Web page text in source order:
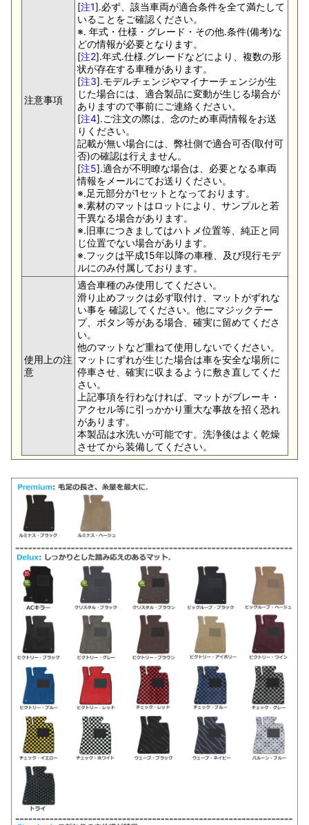
注意事項
[注1].必ず、該当車両が適合条件を全て満たして
いることをご確認ください。
※. 年式・仕様・グレード・その他.条件(備考)な
どの情報が必要となります。
[注2].年式.仕様.グレードなどにより、複数の形
状が存在する車種があります。
[注3].モデルチェンジやマイナーチェンジが生
じた場合には、適合製品に変動が生じる場合が
ありますので事前にご連絡ください。
[注4].ご注文の際は、念のため車両情報をお送
りください。
記載が無い場合には、弊社側で適合可否(取付可
否)の確認は行えません。
[注5].適合が不明瞭な場合は、必要となる車両
情報をメールにてお送りください。
※.足元部分が1セットとなっております。
※.素材のマットはロットにより、サンプルと若
干異なる場合があります。
※.旧車につきましてはハトメ位置等、純正と同
じ位置でない場合があります。
※.フックは平成15年以降の車種、及び現行モデ
ルにのみ付属しております。
使用上の注
意
適合車種のみ使用してください。
滑り止めフックは必ず取付け、マットがずれな
い事を 確認してください。他にマジックテー
プ、ボタン等がある場合、確実に留めてくださ
い。
他のマットなど重ねて使用しないでください。
マットにずれが生じた場合は車を安全な場所に
停車させ、確実に収まるように敷き直してくだ
さい。
上記事項を行わなければ、マットがブレーキ・
アクセル等に引っかかり重大な事故を招く恐れ
があります。
本製品は水洗いが可能です。洗浄後はよく乾燥
させてから装備してください。